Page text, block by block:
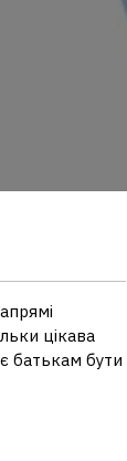
цікава
батькам бути